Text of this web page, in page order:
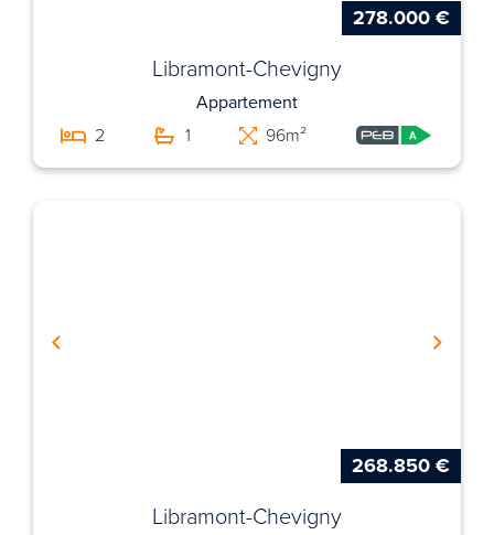
278.000 €
Libramont-Chevigny
Appartement
2
1 96m²
268.850 €
Libramont-Chevigny